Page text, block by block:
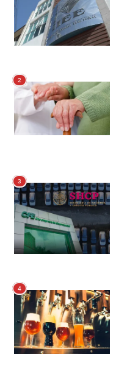
2
3
4